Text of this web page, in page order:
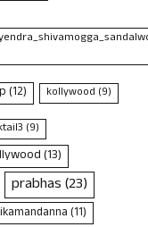
(12) kollywood (9)
(9)
(13)
prabhas(23)
(11)